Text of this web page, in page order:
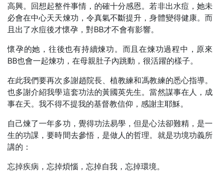
高興。回想起整件事情，的確十分感恩。若非出水痘，她未
必會在中心天天煉功，令真氣不斷提升，身體變得健康。而
且出了水痘後才懷孕，對BB才不會有影響。
懷孕的她，往後也有持續煉功。而且在煉功過程中，原來
BB也會一起煉功，在母親肚子內跳動，很活躍的樣子。
在此我們要再次多謝趙院長、植教練和馮教練的悉心指導。
也多謝介紹我學這套功法的黃國英先生。當然謀事在人，成
事在天。我不得不提我的基督教信仰，感謝主耶穌。
自己煉了一年多功，覺得功法易學，但是心法卻難精，是一
生的功課，要時間去參悟，是做人的哲理。就是功境功義所
講的：
忘掉疾病，忘掉煩惱，忘掉自我，忘掉環境。